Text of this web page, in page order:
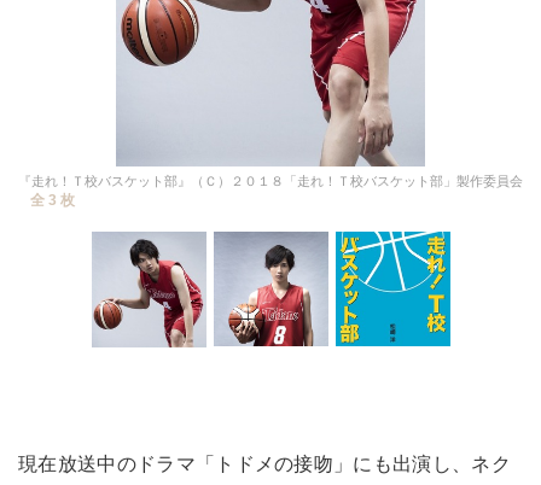
『走れ！Ｔ校バスケット部』（Ｃ）２０１８「走れ！Ｔ校バスケット部」製作委員会
全 3 枚
現在放送中のドラマ「トドメの接吻」にも出演し、ネク